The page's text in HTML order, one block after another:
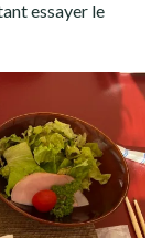
essayer le